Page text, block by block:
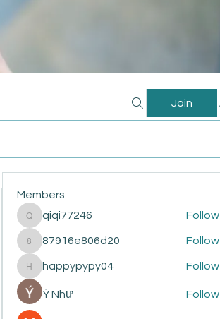
Join
Members
qiqi77246
qiqi77246 Follow
87916e806d20
87916e806d20 Follow
happypypy04
happypypy04 Follow
Ý Như Follow